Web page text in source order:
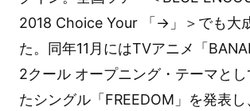
2018 Choice Your 「→」＞でも大
た。同年11月にはTVアニメ「
2クール オープニング・テーマと
たシングル「FREEDOM」を発表